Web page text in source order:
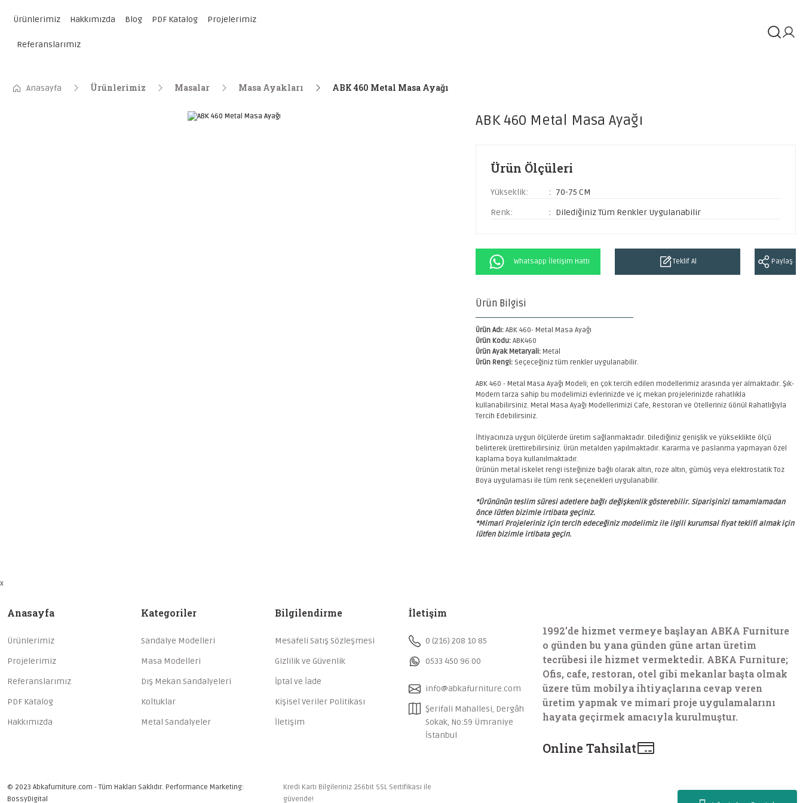
Ürünlerimiz Hakkımızda Blog PDF Katalog Projelerimiz
Referanslarımız
Anasayfa Ürünlerimiz Masalar Masa Ayakları ABK 460 Metal Masa Ayağı
ABK 460 Metal Masa Ayağı
Ürün Ölçüleri
Yükseklik:
70-75 CM
Renk:
Dilediğiniz Tüm Renkler Uygulanabilir
Whatsapp İletişim Hattı Teklif Al Paylaş
Ürün Bilgisi
Ürün Adı: ABK 460- Metal Masa Ayağı
Ürün Kodu: ABK460
Ürün Ayak Metaryali: Metal
Ürün Rengi: Seçeceğiniz tüm renkler uygulanabilir.
ABK 460 - Metal Masa Ayağı Modeli; en çok tercih edilen modellerimiz arasında yer almaktadır. Şık-
Modern tarza sahip bu modelimizi evlerinizde ve iç mekan projelerinizde rahatlıkla
kullanabilirsiniz. Metal Masa Ayağı Modellerimizi Cafe, Restoran ve Otelleriniz Gönül Rahatlığıyla
Tercih Edebilirsiniz.
İhtiyacınıza uygun ölçülerde üretim sağlanmaktadır. Dilediğiniz genişlik ve yükseklikte ölçü
belirterek ürettirebilirsiniz. Ürün metalden yapılmaktadır. Kararma ve paslanma yapmayan özel
kaplama boya kullanılmaktadır.
Ürünün metal iskelet rengi isteğinize bağlı olarak altın, roze altın, gümüş veya elektrostatik Toz
Boya uygulaması ile tüm renk seçenekleri uygulanabilir.
*Ürününün teslim süresi adetlere bağlı değişkenlik gösterebilir. Siparişinizi tamamlamadan
önce lütfen bizimle irtibata geçiniz.
*Mimari Projeleriniz için tercih edeceğiniz modelimiz ile ilgili kurumsal fiyat teklifi almak için
lütfen bizimle irtibata geçin.
x
Anasayfa
Ürünlerimiz
Projelerimiz
Referanslarımız
PDF Katalog
Hakkımızda
Kategoriler
Sandalye Modelleri
Masa Modelleri
Dış Mekan Sandalyeleri
Koltuklar
Metal Sandalyeler
Bilgilendirme
Mesafeli Satış Sözleşmesi
Gizlilik ve Güvenlik
İptal ve İade
Kişisel Veriler Politikası
İletişim
İletişim
0 (216) 208 10 85
0533 450 96 00
info@abkafurniture.com
Şerifali Mahallesi, Dergâh
Sokak, No:59 Ümraniye
İstanbul
1992’de hizmet vermeye başlayan ABKA Furniture
o günden bu yana günden güne artan üretim
tecrübesi ile hizmet vermektedir. ABKA Furniture;
Ofis, cafe, restoran, otel gibi mekanlar başta olmak
üzere tüm mobilya ihtiyaçlarına cevap veren
üretim yapmak ve mimari proje uygulamalarını
hayata geçirmek amacıyla kurulmuştur.
Online Tahsilat
© 2023 Abkafurniture.com - Tüm Hakları Saklıdır. Performance Marketing:
BossyDigital
Kredi Kartı Bilgileriniz 256bit SSL Sertifikası ile
güvende!